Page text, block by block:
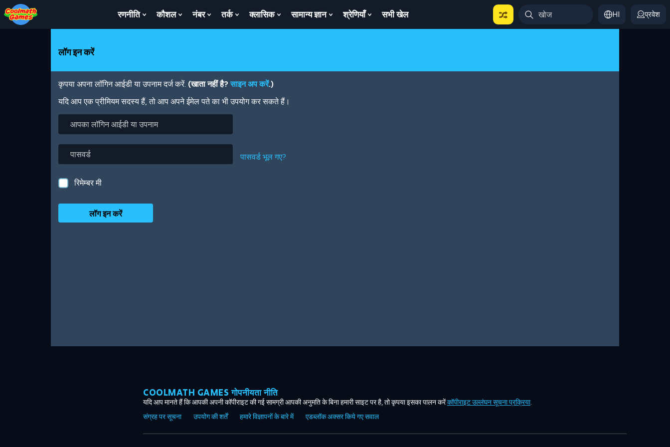
Skip
to
Top
Skip
to
Navigation
Skip
to
Main
Skip
to
Footer
Skip
to
main
रणनीति
Show
Submenu
कौशल
Show
Submenu
नंबर
Show
Submenu
तर्क
Show
Submenu
क्लासिक
Show
Submenu
सामान्य ज्ञान
Show
Submenu
श्रेणियाँ
Show
Submenu
सभी खेल HI प्रवेश
लॉग इन करें
कृपया अपना लॉगिन आईडी या उपनाम दर्ज करें. (खाता नहीं है?साइन अप करें.)
यदि आप एक प्रीमियम सदस्य हैं, तो आप अपने ईमेल पते का भी उपयोग कर सकते हैं।
लॉगिन
या
उपनाम
पासवर्ड भूल गए?
रिमेम्बर मी
COOLMATH GAMES गोपनीयता नीति
यदि आप मानते हैं कि आपकी अपनी कॉपीराइट की गई सामग्री आपकी अनुमति के बिना हमारी साइट पर है, तो कृपया इसका पालन करेंकॉपीराइट उल्लंघन सूचना प्रक्रिया.
संग्रह पर सूचना
उपयोग की शर्तें हमारे विज्ञापनों के बारे में एडब्लॉक अक्सर किये गए सवाल